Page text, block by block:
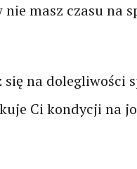
masz czasu na
się na dolegliwości
Ci kondycji na